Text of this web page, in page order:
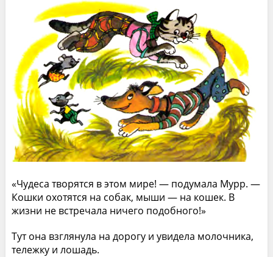
«Чудеса творятся в этом мире! — подумала Мурр. —
Кошки охотятся на собак, мыши — на кошек. В
жизни не встречала ничего подобного!»
Тут она взглянула на дорогу и увидела молочника,
тележку и лошадь.